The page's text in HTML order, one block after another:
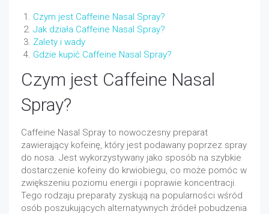
Czym jest Caffeine Nasal Spray?
Jak działa Caffeine Nasal Spray?
Zalety i wady
Gdzie kupić Caffeine Nasal Spray?
Czym jest Caffeine Nasal
Spray?
Caffeine Nasal Spray to nowoczesny preparat
zawierający kofeinę, który jest podawany poprzez spray
do nosa. Jest wykorzystywany jako sposób na szybkie
dostarczenie kofeiny do krwiobiegu, co może pomóc w
zwiększeniu poziomu energii i poprawie koncentracji.
Tego rodzaju preparaty zyskują na popularności wśród
osób poszukujących alternatywnych źródeł pobudzenia